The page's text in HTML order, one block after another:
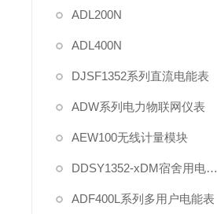
ADL200N
ADL400N
DJSF1352系列直流电能表
ADW系列电力物联网仪表
AEW100无线计量模块
DDSY1352-xDM宿舍用电管理
ADF400L系列多用户电能表